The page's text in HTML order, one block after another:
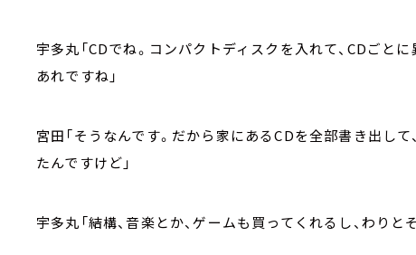
宇多丸「CDでね。コンパクトディスクを入れて、CDごと
あれですね」
宮田「そうなんです。だから家にあるCDを全部書き出し
たんですけど」
宇多丸「結構、音楽とか、ゲームも買ってくれるし、わり